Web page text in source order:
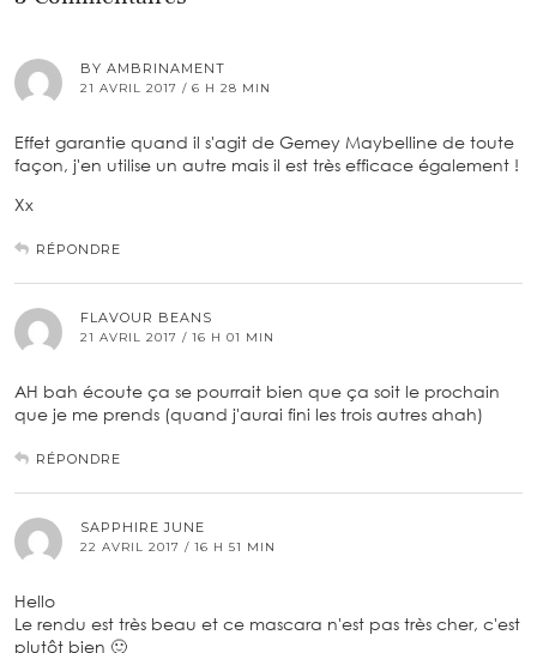
BY AMBRINAMENT
21 AVRIL 2017 / 6 H 28 MIN
Effet garantie quand il s'agit de Gemey Maybelline de toute
façon, j'en utilise un autre mais il est très efficace également !
Xx
RÉPONDRE
FLAVOUR BEANS
21 AVRIL 2017 / 16 H 01 MIN
AH bah écoute ça se pourrait bien que ça soit le prochain
que je me prends (quand j'aurai fini les trois autres ahah)
RÉPONDRE
SAPPHIRE JUNE
22 AVRIL 2017 / 16 H 51 MIN
Hello
Le rendu est très beau et ce mascara n'est pas très cher, c'est
plutôt bien 🙂